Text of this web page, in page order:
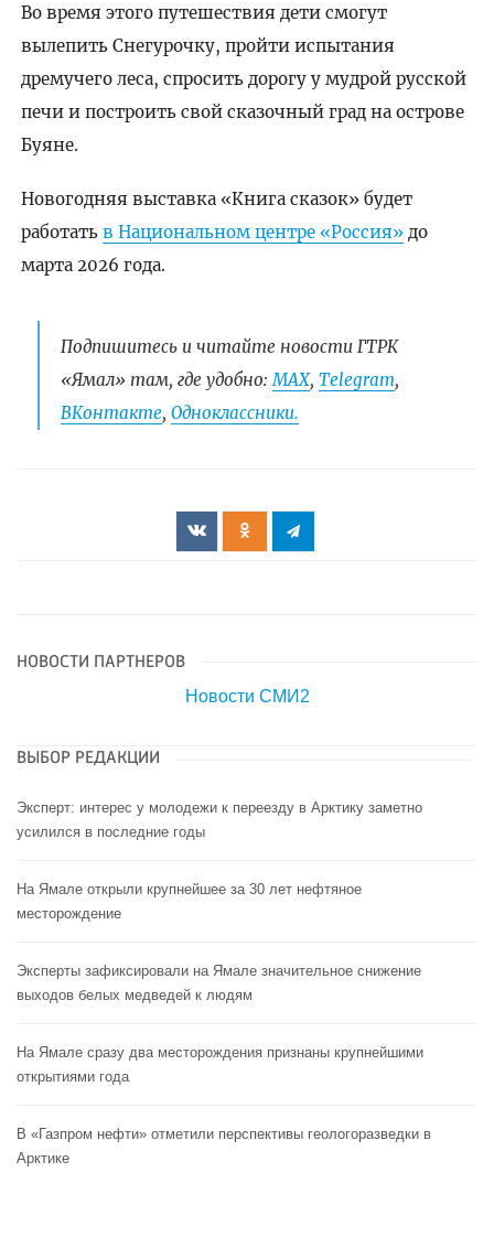
Во время этого путешествия дети смогут
вылепить Снегурочку, пройти испытания
дремучего леса, спросить дорогу у мудрой русской
печи и построить свой сказочный град на острове
Буяне.
Новогодняя выставка «Книга сказок» будет
работать в Национальном центре «Россия»до
марта 2026 года.
Подпишитесь и читайте новости ГТРК
«Ямал» там, где удобно:МАХ, Telegram,
ВКонтакте, Одноклассники.
НОВОСТИ ПАРТНЕРОВ
Новости СМИ2
ВЫБОР РЕДАКЦИИ
Эксперт: интерес у молодежи к переезду в Арктику заметно
усилился в последние годы
На Ямале открыли крупнейшее за 30 лет нефтяное
месторождение
Эксперты зафиксировали на Ямале значительное снижение
выходов белых медведей к людям
На Ямале сразу два месторождения признаны крупнейшими
открытиями года
В «Газпром нефти» отметили перспективы геологоразведки в
Арктике